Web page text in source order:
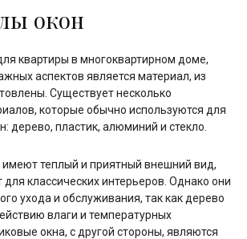
окон
квартиры в многоквартирном доме,
аспектов является материал, из
Существует несколько
которые обычно используются для
дерево, пластик, алюминий и стекло.
теплый и приятный внешний вид,
классических интерьеров. Однако они
ухода и обслуживания, так как дерево
влаги и температурных
окна, с другой стороны, являются